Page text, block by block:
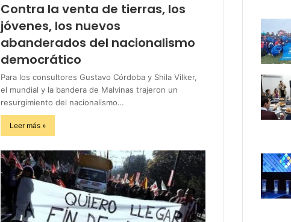
Contra la venta de tierras, los
jóvenes, los nuevos
abanderados del nacionalismo
democrático
Para los consultores Gustavo Córdoba y Shila Vilker,
el mundial y la bandera de Malvinas trajeron un
resurgimiento del nacionalismo…
Leer más »